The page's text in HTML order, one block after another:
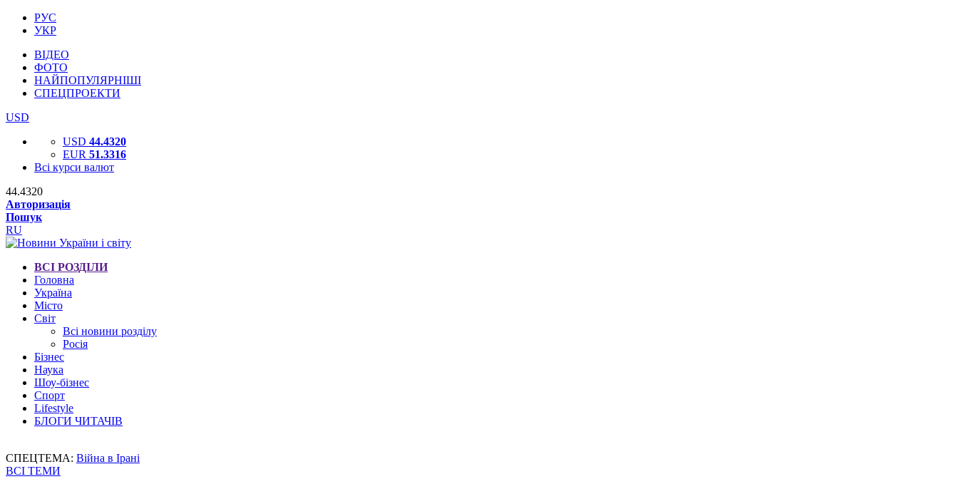
РУС
УКР
ВІДЕО
ФОТО
НАЙПОПУЛЯРНІШІ
СПЕЦПРОЕКТИ
USD
USD 44.4320
EUR 51.3316
Всі курси валют
44.4320
Авторизація
Пошук
RU
ВСІ РОЗДІЛИ
Головна
Україна
Місто
Світ
Всі новини розділу
Росія
Бізнес
Наука
Шоу-бізнес
Спорт
Lifestyle
БЛОГИ ЧИТАЧІВ
СПЕЦТЕМА: Війна в Ірані
ВСІ ТЕМИ